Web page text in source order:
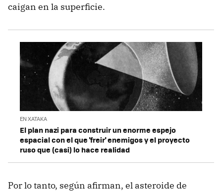
caigan en la superficie.
EN XATAKA
El plan nazi para construir un enorme espejo
espacial con el que 'freir' enemigos y el proyecto
ruso que (casi) lo hace realidad
Por lo tanto, según afirman, el asteroide de